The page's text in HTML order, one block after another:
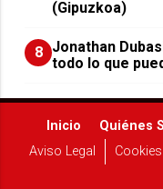
(Gipuzkoa)
8 Jonathan
todo lo que
Inicio Quiénes
Aviso Legal
Cookies